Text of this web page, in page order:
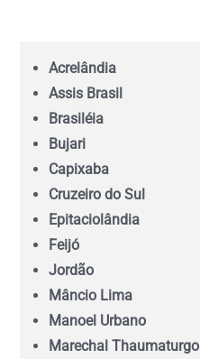
Acrelândia
Assis Brasil
Brasiléia
Bujari
Capixaba
Cruzeiro do Sul
Epitaciolândia
Feijó
Jordão
Mâncio Lima
Manoel Urbano
Marechal Thaumaturgo